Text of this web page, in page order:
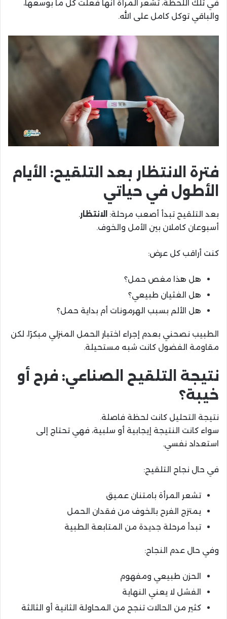
في تلك اللحظة، تشعر المرأة أنها فعلت كل ما بوسعها،
والباقي توكل كامل على الله.
فترة الانتظار بعد التلقيح: الأيام
الأطول في حياتي
بعد التلقيح تبدأ أصعب مرحلة: الانتظار.
أسبوعان كاملان بين الأمل والخوف.
كنت أراقب كل عرض:
هل هذا مغص حمل؟
هل الغثيان طبيعي؟
هل الألم بسبب الهرمونات أم بداية حمل؟
الطبيب نصحني بعدم إجراء اختبار الحمل المنزلي مبكرًا، لكن
مقاومة الفضول كانت شبه مستحيلة.
نتيجة التلقيح الصناعي: فرح أو
خيبة؟
نتيجة التحليل كانت لحظة فاصلة.
سواء كانت النتيجة إيجابية أو سلبية، فهي تحتاج إلى
استعداد نفسي.
في حال نجاح التلقيح:
تشعر المرأة بامتنان عميق
يمتزج الفرح بالخوف من فقدان الحمل
تبدأ مرحلة جديدة من المتابعة الطبية
وفي حال عدم النجاح:
الحزن طبيعي ومفهوم
الفشل لا يعني النهاية
كثير من الحالات تنجح من المحاولة الثانية أو الثالثة